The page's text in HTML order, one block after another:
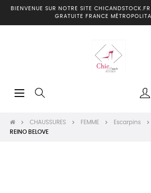
BIENVENUE SUR NOTRE SITE CHICANDSTOCK.FR
GRATUITE FRANCE
Basculer
☰
CHAUSSURES FEMME Escarpins
REINO BELOVE